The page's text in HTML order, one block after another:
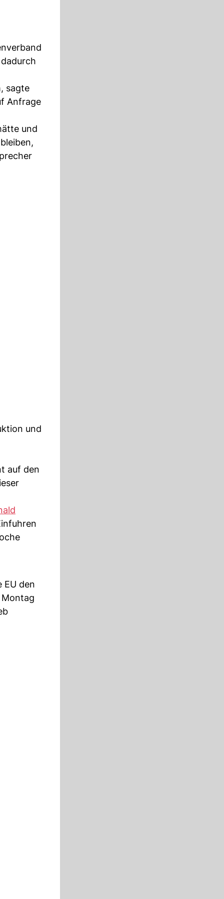
sagte
Anfrage
und
und
auf den
EU den